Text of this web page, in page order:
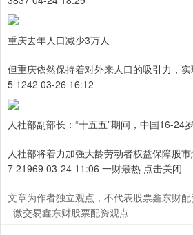
重庆去年人口减少3万人
但重庆依然保持着对外来人口的吸引力，
5 1242 03-26 16:12
人社部副部长：“十五五”期间，中国16-24
人社部将着力加强大龄劳动者权益保障股
7 21969 03-24 11:06 一财最热 点击关闭
文章为作者独立观点，不代表股票鑫东财
_微交易鑫东财股票配资观点